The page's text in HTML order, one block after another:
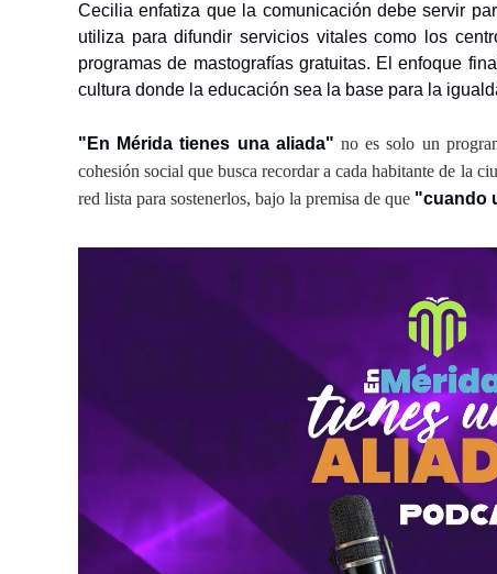
Cecilia enfatiza que la comunicación debe servir
utiliza para difundir servicios vitales como los
programas de mastografías gratuitas. El enfoque
cultura donde la educación sea la base para la
"En Mérida tienes una aliada" no es solo un
cohesión social que busca recordar a cada habitante de la
red lista para sostenerlos, bajo la premisa de que "cuando